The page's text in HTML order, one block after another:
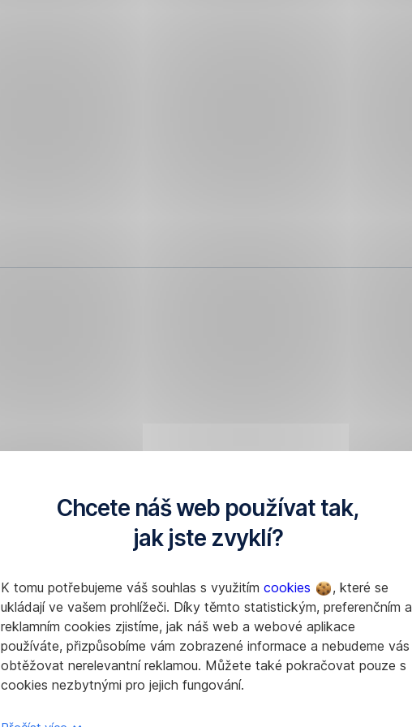
Chcete náš web používat tak,
jak jste zvyklí?
K tomu potřebujeme váš souhlas s využitím cookies
, které se
ukládají ve vašem prohlížeči. Díky těmto statistickým, preferenčním a
reklamním cookies zjistíme, jak náš web a webové aplikace
používáte, přizpůsobíme vám zobrazené informace a nebudeme vás
obtěžovat nerelevantní reklamou. Můžete také pokračovat pouze s
cookies nezbytnými pro jejich fungování.